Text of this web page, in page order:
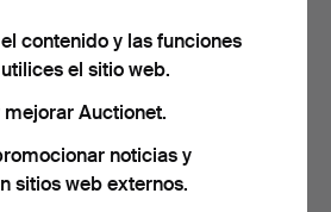
FUENTE y FIGURA oso
Subastado 7 ago 2026
106 USD
contenido y las funciones
el sitio web.
Auctionet.
noticias y
sitios web externos.